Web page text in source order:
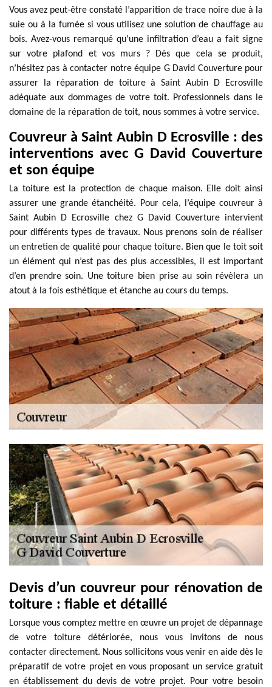
Vous avez peut-être constaté l’apparition de trace noire due à la
suie ou à la fumée si vous utilisez une solution de chauffage au
bois. Avez-vous remarqué qu’une infiltration d’eau a fait signe
sur votre plafond et vos murs ? Dès que cela se produit,
n’hésitez pas à contacter notre équipe G David Couverture pour
assurer la réparation de toiture à Saint Aubin D Ecrosville
adéquate aux dommages de votre toit. Professionnels dans le
domaine de la réparation de toit, nous sommes à votre service.
Couvreur à Saint Aubin D Ecrosville : des
interventions avec G David Couverture
et son équipe
La toiture est la protection de chaque maison. Elle doit ainsi
assurer une grande étanchéité. Pour cela, l’équipe couvreur à
Saint Aubin D Ecrosville chez G David Couverture intervient
pour différents types de travaux. Nous prenons soin de réaliser
un entretien de qualité pour chaque toiture. Bien que le toit soit
un élément qui n’est pas des plus accessibles, il est important
d’en prendre soin. Une toiture bien prise au soin révèlera un
atout à la fois esthétique et étanche au cours du temps.
Devis d’un couvreur pour rénovation de
toiture : fiable et détaillé
Lorsque vous comptez mettre en œuvre un projet de dépannage
de votre toiture détériorée, nous vous invitons de nous
contacter directement. Nous sollicitons vous venir en aide dès le
préparatif de votre projet en vous proposant un service gratuit
en établissement du devis de votre projet. Pour votre besoin